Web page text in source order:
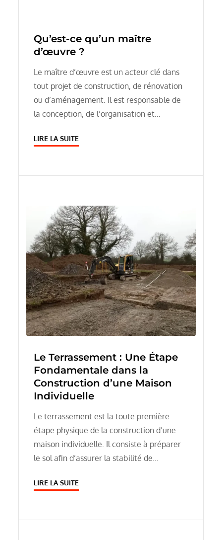
Qu’est-ce qu’un maître
d’œuvre ?
Le maître d’œuvre est un acteur clé dans
tout projet de construction, de rénovation
ou d’aménagement. Il est responsable de
la conception, de l’organisation et…
LIRE LA SUITE
Le Terrassement : Une Étape
Fondamentale dans la
Construction d’une Maison
Individuelle
Le terrassement est la toute première
étape physique de la construction d’une
maison individuelle. Il consiste à préparer
le sol afin d’assurer la stabilité de…
LIRE LA SUITE